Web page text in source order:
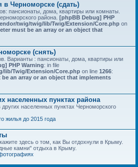
в Черноморске (сдать)
пансионаты, дома, квартиры или комнаты.
района. [phpBB Debug] PHP
twig/twig/lib/Twig/Extension/Core.php on
must be an array or an object that
(снять)
Варианты : пансионаты, дома, квартиры или
PHP Warning: in file
lib/Twig/Extension/Core.php on line 1266:
an array or an object that implements
населенных пунктах района
населенных пунктах Черноморского
жилья до 2015 года
здесь о том, как Вы отдохнули в Крыму.
камни" отдыха в Крыму.